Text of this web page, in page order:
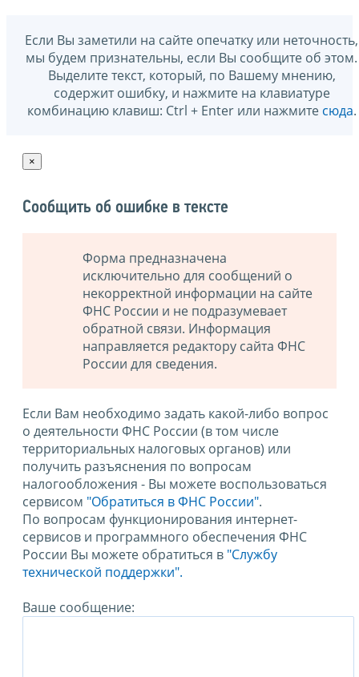
Если Вы заметили на сайте опечатку или неточность,
мы будем признательны, если Вы сообщите об этом.
Выделите текст, который, по Вашему мнению,
содержит ошибку, и нажмите на клавиатуре
комбинацию клавиш: Ctrl + Enter или нажмите сюда.
×
Сообщить об ошибке в тексте
Форма предназначена
исключительно для сообщений о
некорректной информации на сайте
ФНС России и не подразумевает
обратной связи. Информация
направляется редактору сайта ФНС
России для сведения.
Если Вам необходимо задать какой-либо вопрос
о деятельности ФНС России (в том числе
территориальных налоговых органов) или
получить разъяснения по вопросам
налогообложения - Вы можете воспользоваться
сервисом "Обратиться в ФНС России".
По вопросам функционирования интернет-
сервисов и программного обеспечения ФНС
России Вы можете обратиться в "Службу
технической поддержки".
Ваше сообщение: